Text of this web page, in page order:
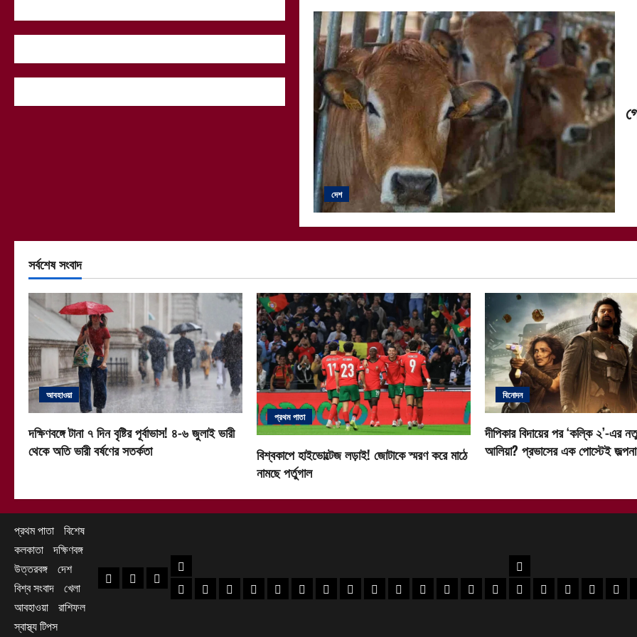
দেশ
সর্বশেষ সংবাদ
আবহাওয়া
দক্ষিণবঙ্গে টানা ৭ দিন বৃষ্টির পূর্বাভাস! ৪-৬ জুলাই ভারী
থেকে অতি ভারী বর্ষণের সতর্কতা
প্রথম পাতা
বিশ্বকাপে হাইভোল্টেজ লড়াই! জোটাকে স্মরণ করে মাঠে
নামছে পর্তুগাল
বিনোদন
দীপিকার বিদায়ের পর ‘কল্কি ২’-এর
আলিয়া? প্রভাসের এক পোস্টেই জল্পনা
প্রথম পাতা বিশেষ
কলকাতা দক্ষিণবঙ্গ
উত্তরবঙ্গ দেশ
বিশ্ব সংবাদ খেলা
আবহাওয়া রাশিফল
স্বাস্থ্য টিপস
প্রথম পাতা
বিশেষ কলকাতা
দক্ষিণবঙ্গ
হাওড়া খবরদক্ষিণ ২৪ পরগনা খবর
উত্তর ২৪ পরগনা খবর
হুগলি খবরনদিয়া খবরপূর্ব মেদিনীপুর খবর
পশ্চিম মেদিনীপুর খবর
ঝাড়গ্রাম খবর
পুরুলিয়া খবর
বাঁকুড়া খবরপশ্চিম বর্ধমান খবর
পূর্ব বর্ধমান খবর
বীরভূম খবরমুর্শিদাবাদ খবর
উত্তরবঙ্গ
কোচবিহার নিউজ
আলিপুরদুয়ার খবর
জলপাইগুড়ি খবর
শিলিগুড়ি